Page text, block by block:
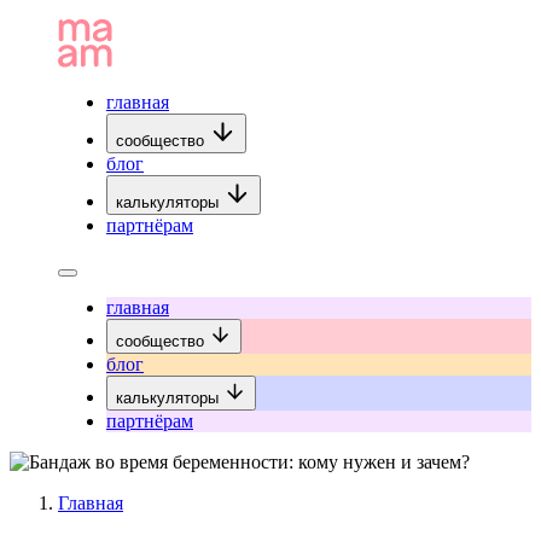
главная
сообщество
блог
калькуляторы
партнёрам
главная
сообщество
блог
калькуляторы
партнёрам
Главная